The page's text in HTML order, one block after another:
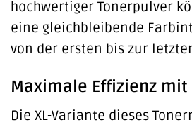
hochwertiger Tonerpulver
eine gleichbleibende
von der ersten bis zur
Maximale Effizienz mit
Die XL-Variante dieses